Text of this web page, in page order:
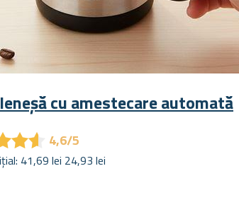
cu amestecare automată
★★
★★ 4,6/5
41,69 lei 24,93 lei